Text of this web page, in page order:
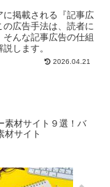
に掲載される『記事広
広告手法は、読者に
んな記事広告の仕組
します。
2026.04.21
素材サイト９選！バ
材サイト